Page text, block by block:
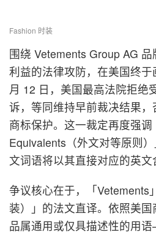
Fashion 时装
围绕 Vetements Group AG
利益的法律攻防，在美国终于
月 12 日，美国最高法院拒绝
诉，等同维持早前裁决结果
商标保护。这一裁定再度强
Equivalents（外文对等原则
文词语将以其直接对应的英文
争议核心在于，「Vetements
装）」的法文直译。依照美
品属通用或仅具描述性的用